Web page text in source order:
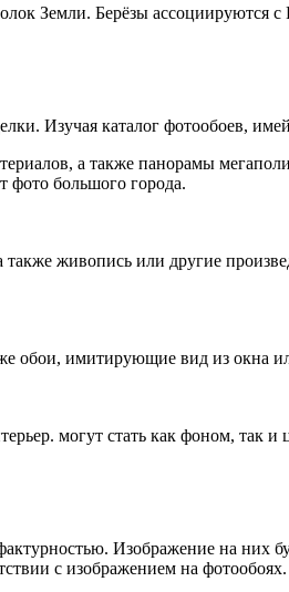
Земли. Берёзы ассоциируются
Изучая каталог фотообоев,
а также панорамы
фото большого города.
живопись или другие
обои, имитирующие вид из окна
могут стать как фоном, так и
Изображение на них
с изображением на фотообоях.